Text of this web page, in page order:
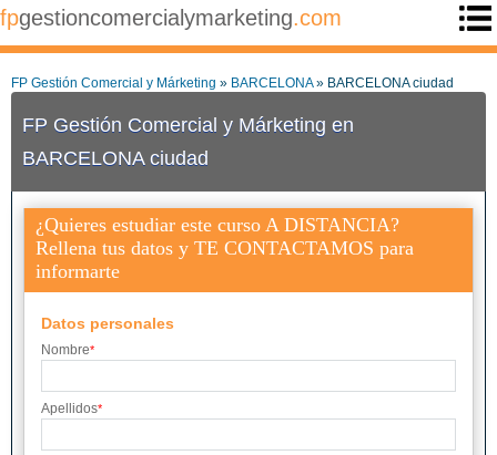
fpgestioncomercialymarketing.com
FP Gestión Comercial y Márketing » BARCELONA» BARCELONA ciudad
FP Gestión Comercial y Márketing en
BARCELONA ciudad
¿Quieres estudiar este curso A DISTANCIA?
Rellena tus datos y TE CONTACTAMOS para
informarte
Datos personales
Nombre*
Apellidos*